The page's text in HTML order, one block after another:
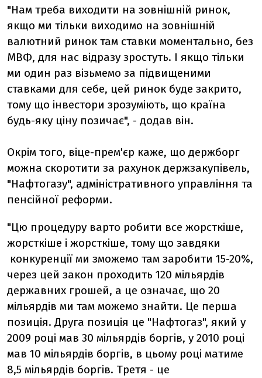
"Нам треба виходити на зовнішній ринок,
якщо ми тільки виходимо на зовнішній
валютний ринок там ставки моментально, без
МВФ, для нас відразу зростуть. І якщо тільки
ми один раз візьмемо за підвищеними
ставками для себе, цей ринок буде закрито,
тому що інвестори зрозуміють, що країна
будь-яку ціну позичає", - додав він.
Окрім того, віце-прем'єр каже, що держборг
можна скоротити за рахунок держзакупівель,
"Нафтогазу", адміністративного управління та
пенсійної реформи.
"Цю процедуру варто робити все жорсткіше,
жорсткіше і жорсткіше, тому що завдяки
конкуренції ми зможемо там заробити 15-20%,
через цей закон проходить 120 мільярдів
державних грошей, а це означає, що 20
мільярдів ми там можемо знайти. Це перша
позиція. Друга позиція це "Нафтогаз", який у
2009 році мав 30 мільярдів боргів, у 2010 році
мав 10 мільярдів боргів, в цьому році матиме
8,5 мільярдів боргів. Третя - це